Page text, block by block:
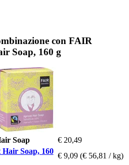
con FAIR
Soap, 160 g
Soap
€ 20,49
Soap, 160
€ 9,09 (€ 56,81 / kg)